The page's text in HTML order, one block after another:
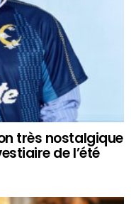
très nostalgique
de l’été